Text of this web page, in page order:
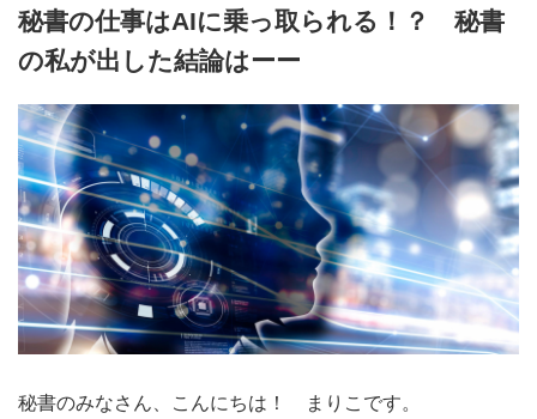
秘書の仕事はAIに乗っ取られる！？ 秘書
の私が出した結論はーー
秘書のみなさん、こんにちは！ まりこです。